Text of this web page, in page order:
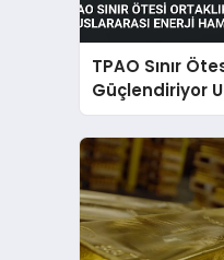
TPAO Sınır
Güçlendiriyor
Enerji